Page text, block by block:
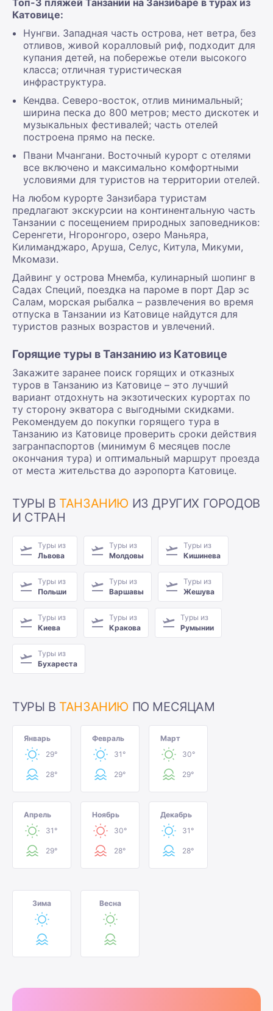
Катовице:
Нунгви. Западная часть острова, нет ветра, без
отливов, живой коралловый риф, подходит для
купания детей, на побережье отели высокого
класса; отличная туристическая
инфраструктура.
Кендва. Северо-восток, отлив минимальный;
ширина песка до 800 метров; место дискотек и
музыкальных фестивалей; часть отелей
построена прямо на песке.
Пвани Мчангани. Восточный курорт с отелями
все включено и максимально комфортными
условиями для туристов на территории отелей.
На любом курорте Занзибара туристам
предлагают экскурсии на континентальную часть
Танзании с посещением природных заповедников:
Серенгети, Нгоронгоро, озеро Маньяра,
Килиманджаро, Аруша, Селус, Китула, Микуми,
Мкомази.
Дайвинг у острова Мнемба, кулинарный шопинг в
Садах Специй, поездка на пароме в порт Дар эс
Салам, морская рыбалка – развлечения во время
отпуска в Танзании из Катовице найдутся для
туристов разных возрастов и увлечений.
Горящие туры в Танзанию из Катовице
Закажите заранее поиск горящих и отказных
туров в Танзанию из Катовице – это лучший
вариант отдохнуть на экзотических курортах по
ту сторону экватора с выгодными скидками.
Рекомендуем до покупки горящего тура в
Танзанию из Катовице проверить сроки действия
загранпаспортов (минимум 6 месяцев после
окончания тура) и оптимальный маршрут проезда
от места жительства до аэропорта Катовице.
ТУРЫ В ТАНЗАНИЮ ИЗ ДРУГИХ ГОРОДОВ
И СТРАН
Туры из
Львова
Туры из
Молдовы
Туры из
Кишинева
Туры из
Польши
Туры из
Варшавы
Туры из
Жешува
Туры из
Киева
Туры из
Кракова
Туры из
Румынии
Туры из
Бухареста
ТУРЫ В ТАНЗАНИЮ ПО МЕСЯЦАМ
Январь
29°
28°
Февраль
31°
29°
Март
30°
29°
Апрель
31°
29°
Ноябрь
30°
28°
Декабрь
31°
28°
Зима Весна